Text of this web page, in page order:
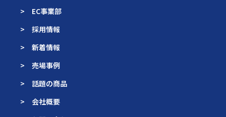
> EC事業部
> 採用情報
> 新着情報
> 売場事例
> 話題の商品
> 会社概要